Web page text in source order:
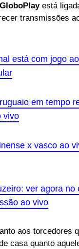
GloboPlayestá
transmissões
está com jogo
em tempo
vivo
x vasco ao
ver agora no
ao vivo
aos torcedores
casa quanto